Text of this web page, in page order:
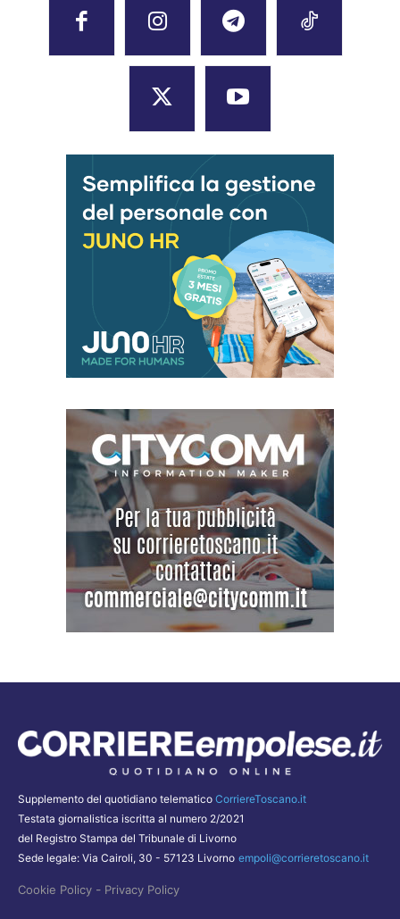
Supplemento del quotidiano telematico CorriereToscano.it
Testata giornalistica iscritta al numero 2/2021
del Registro Stampa del Tribunale di Livorno
Sede legale: Via Cairoli, 30 - 57123 Livorno empoli@corrieretoscano.it
Cookie Policy - Privacy Policy